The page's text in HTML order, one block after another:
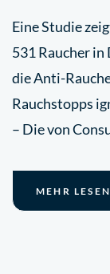
Eine Studie
531 Raucher
die Anti-
Rauchstopps
– Die von
MEHR LESEN